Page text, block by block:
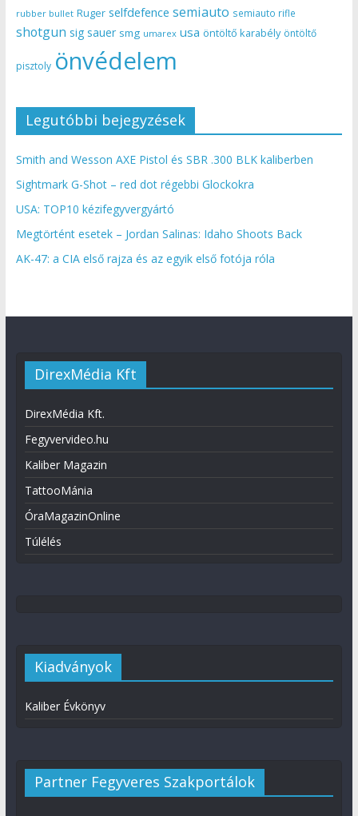
rubber bullet Ruger selfdefence semiauto semiauto rifle
shotgun sig sauer smg umarex usa öntöltő karabély öntöltő
pisztoly önvédelem
Legutóbbi bejegyzések
Smith and Wesson AXE Pistol és SBR .300 BLK kaliberben
Sightmark G-Shot – red dot régebbi Glockokra
USA: TOP10 kézifegyvergyártó
Megtörtént esetek – Jordan Salinas: Idaho Shoots Back
AK-47: a CIA első rajza és az egyik első fotója róla
DirexMédia Kft
DirexMédia Kft.
Fegyvervideo.hu
Kaliber Magazin
TattooMánia
ÓraMagazinOnline
Túlélés
Kiadványok
Kaliber Évkönyv
Partner Fegyveres Szakportálok